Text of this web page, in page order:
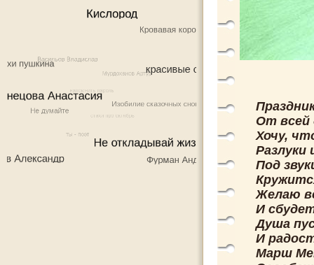
От всей
Хочу,
Разлуки
Под
Желаю
И
Душа
И
Марш